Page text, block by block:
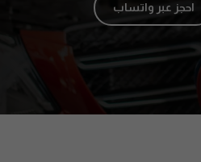
احجز عبر واتساب